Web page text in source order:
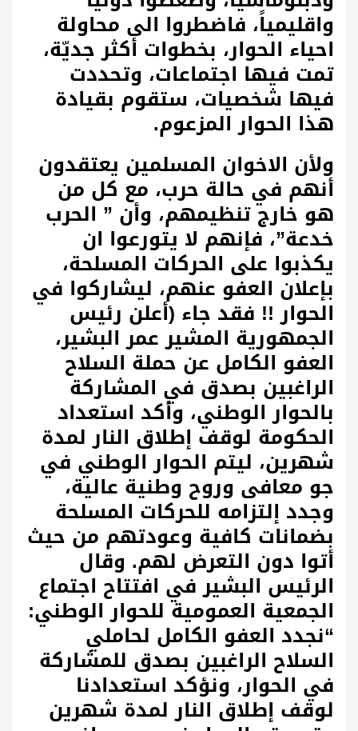
واقليمياً، فاضطروا الى محاولة
احياء الحوار، بخطوات أكثر جديّة،
تمت فيها اجتماعات، وتحددت
فيها شخصيات، ستقوم بقيادة
هذا الحوار المزعوم.
ولأن الاخوان المسلمين يعتقدون
أنهم في حالة حرب، مع كل من
هو خارج تنظيمهم، وأن ” الحرب
خدعة”، فإنهم لا يتورعوا ان
يكذبوا على الحركات المسلحة،
بإعلان العفو عنهم، ليشاركوا في
الحوار !! فقد جاء (أعلن رئيس
الجمهورية المشير عمر البشير،
العفو الكامل عن حملة السلاح
الراغبين بصدق في المشاركة
بالحوار الوطني، وأكد استعداد
الحكومة لوقف إطلاق النار لمدة
شهرين، ليتم الحوار الوطني في
جو معافى وروح وطنية عالية،
وجدد إلتزامه للحركات المسلحة
بضمانات كافية وعودتهم من حيث
أتوا دون التعرض لهم. وقال
الرئيس البشير في افتتاح اجتماع
الجمعية العمومية للحوار الوطني:
“نجدد العفو الكامل لحاملي
السلاح الراغبين بصدق للمشاركة
في الحوار، ونؤكد استعدادنا
لوقف إطلاق النار لمدة شهرين